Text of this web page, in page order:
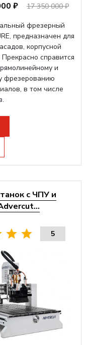
₽
17 350 000 ₽
фрезерный
предназначен для
корпусной
справится
и
фрезерованию
в том числе
с ЧПУ и
5